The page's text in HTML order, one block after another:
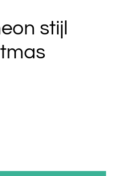
stijl